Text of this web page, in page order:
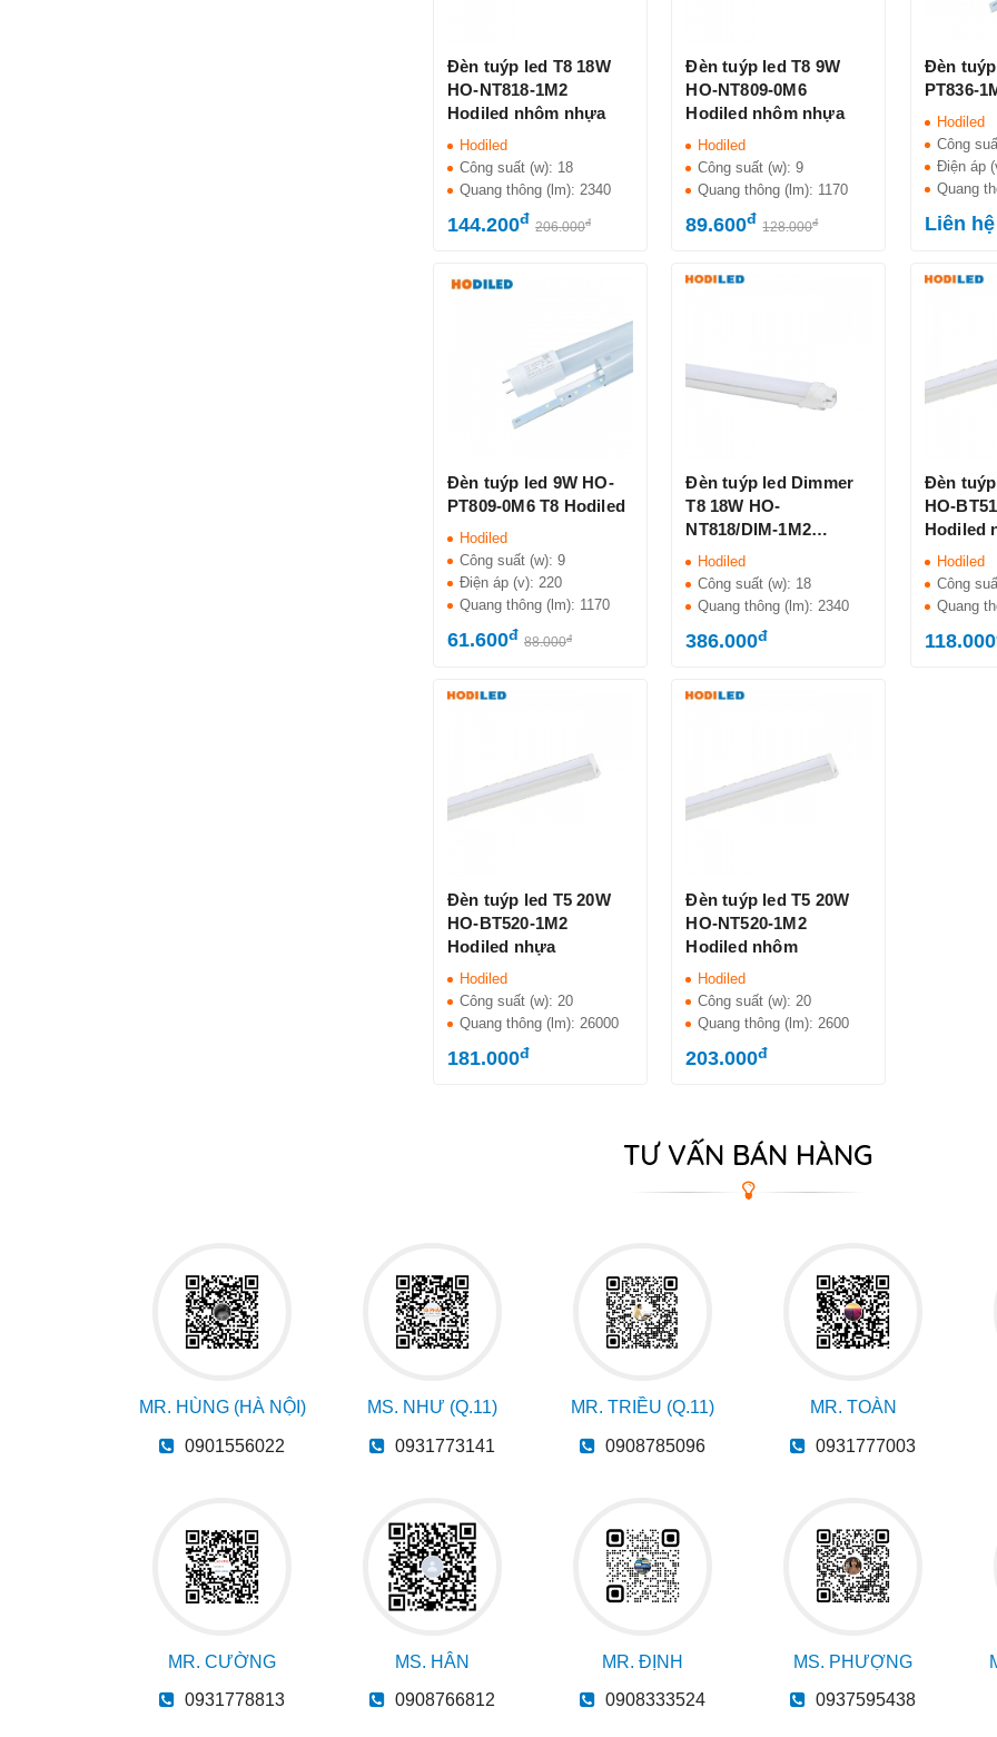
Đèn tuýp led T8 18W
HO-NT818-1M2
Hodiled nhôm nhựa
Hodiled
Công suất (w): 18
Quang thông (lm): 2340
144.200đ 206.000đ
Đèn tuýp led T8 9W
HO-NT809-0M6
Hodiled nhôm nhựa
Hodiled
Công suất (w):9
Quang thông (lm): 1170
89.600đ 128.000đ
Đèn
PT836-
Hodiled
Công
Điện áp
Quang
Liên hệ
Đèn tuýp led 9W HO-
PT809-0M6 T8 Hodiled
Hodiled
Công suất (w):9
Điện áp (v):220
Quang thông (lm): 1170
61.600đ 88.000đ
Đèn tuýp led Dimmer
T8 18W HO-
NT818/DIM-1M2
Hodiled
Hodiled
Công suất (w): 18
Quang thông (lm):2340
386.000đ
Đèn tuýp
HO-
Hodiled
Hodiled
Công
Quang
118.000
Đèn tuýp led T5 20W
HO-BT520-1M2
Hodiled nhựa
Hodiled
Công suất (w):20
Quang thông (lm):26000
181.000đ
Đèn tuýp led T5 20W
HO-NT520-1M2
Hodiled nhôm
Hodiled
Công suất (w):20
Quang thông (lm):2600
203.000đ
TƯ VẤN BÁN HÀNG
MR. HÙNG (HÀ NỘI)
0901556022
MS. NHƯ (Q.11)
0931773141
MR. TRIỀU (Q.11)
0908785096
MR. TOÀN
0931777003
MR. CƯỜNG
0931778813
MS. HÂN
0908766812
MR. ĐỊNH
0908333524
MS. PHƯỢNG
0937595438